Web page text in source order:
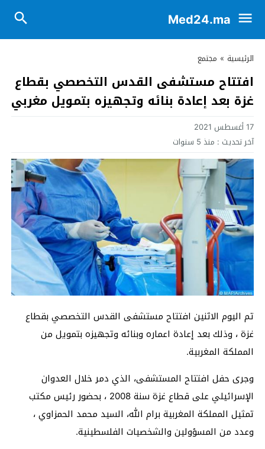
Med24.ma
الرئيسية » مجتمع
افتتاح مستشفى القدس التخصصي بقطاع
غزة بعد إعادة بنائه وتجهيزه بتمويل مغربي
17 أغسطس 2021
آخر تحديث : منذ 5 سنوات
تم اليوم الاثنين افتتاح مستشفى القدس التخصصي بقطاع
غزة ، وذلك بعد إعادة اعماره وبنائه وتجهيزه بتمويل من
المملكة المغربية.
وجرى حفل افتتاح المستشفى، الذي دمر خلال العدوان
الإسرائيلي على قطاع غزة سنة 2008 ، بحضور رئيس مكتب
تمثيل المملكة المغربية برام الله، السيد محمد الحمزاوي ،
وعدد من المسؤولين والشخصيات الفلسطينية.